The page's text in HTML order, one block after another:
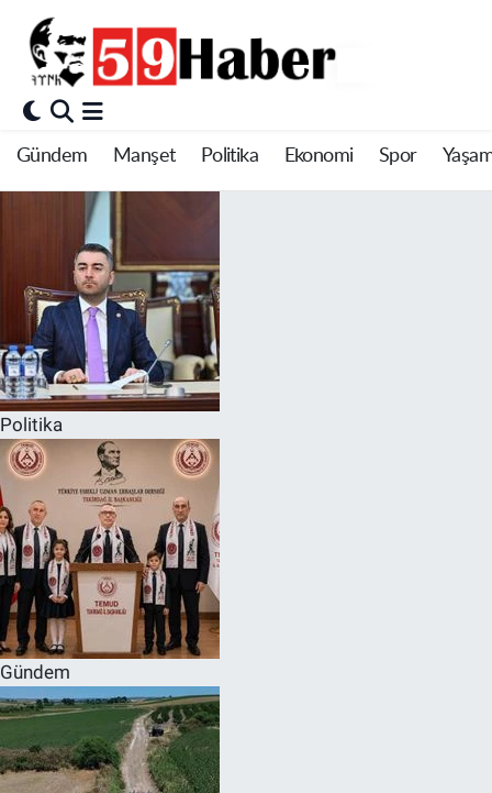
Gündem Manşet Politika Ekonomi Spor
Politika
Gündem